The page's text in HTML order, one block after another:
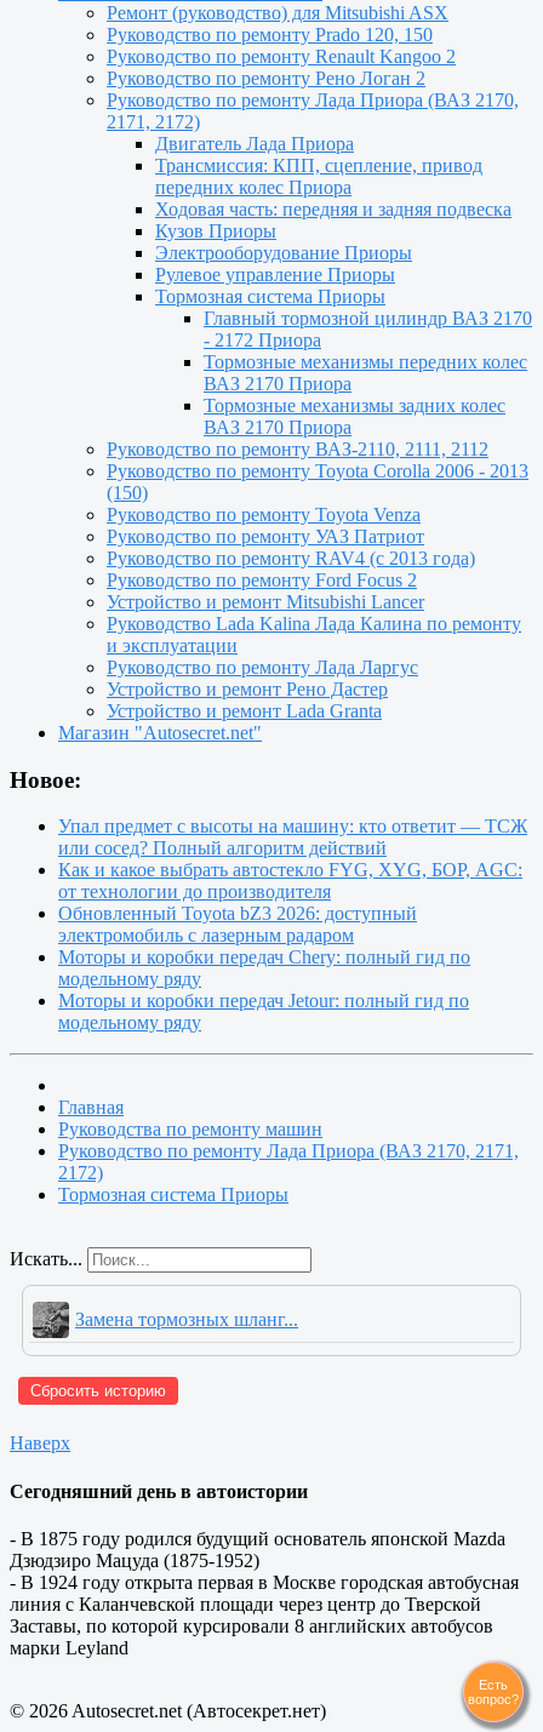
Ремонт (руководство) для Mitsubishi ASX
Руководство по ремонту Prado 120, 150
Руководство по ремонту Renault Kangoo 2
Руководство по ремонту Рено Логан 2
Руководство по ремонту Лада Приора (ВАЗ 2170,
2171, 2172)
Двигатель Лада Приора
Трансмиссия: КПП, сцепление, привод
передних колес Приора
Ходовая часть: передняя и задняя подвеска
Кузов Приоры
Электрооборудование Приоры
Рулевое управление Приоры
Тормозная система Приоры
Главный тормозной цилиндр ВАЗ 2170
- 2172 Приора
Тормозные механизмы передних колес
ВАЗ 2170 Приора
Тормозные механизмы задних колес
ВАЗ 2170 Приора
Руководство по ремонту ВАЗ-2110, 2111, 2112
Руководство по ремонту Toyota Сorolla 2006 - 2013
(150)
Руководство по ремонту Toyota Venza
Руководство по ремонту УАЗ Патриот
Руководство по ремонту RAV4 (с 2013 года)
Руководство по ремонту Ford Focus 2
Устройство и ремонт Mitsubishi Lancer
Руководство Lada Kalina Лада Калина по ремонту
и эксплуатации
Руководство по ремонту Лада Ларгус
Устройство и ремонт Рено Дастер
Устройство и ремонт Lada Granta
Магазин "Autosecret.net"
Новое:
Упал предмет с высоты на машину: кто ответит — ТСЖ
или сосед? Полный алгоритм действий
Как и какое выбрать автостекло FYG, XYG, БОР, AGC:
от технологии до производителя
Обновленный Toyota bZ3 2026: доступный
электромобиль с лазерным радаром
Моторы и коробки передач Chery: полный гид по
модельному ряду
Моторы и коробки передач Jetour: полный гид по
модельному ряду
Главная
Руководства по ремонту машин
Руководство по ремонту Лада Приора (ВАЗ 2170, 2171,
2172)
Тормозная система Приоры
Искать...
Замена тормозных шланг...
Сбросить историю
Есть
вопрос?
Наверх
Сегодняшний день в автоистории
- В 1875 году родился будущий основатель японской Mazda
Дзюдзиро Мацуда (1875-1952)
- В 1924 году открыта первая в Москве городская автобусная
линия с Каланчевской площади через центр до Тверской
Заставы, по которой курсировали 8 английских автобусов
марки Leyland
© 2026 Autosecret.net (Автосекрет.нет)